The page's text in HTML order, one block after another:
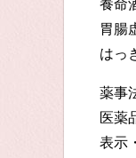
養命
胃腸
はっ
薬事
医薬
表示